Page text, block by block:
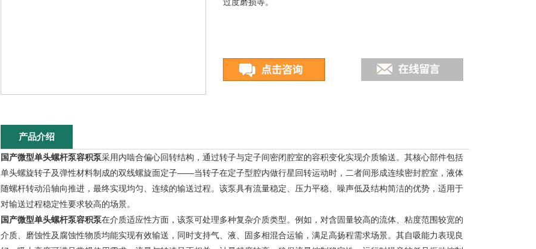
产品介绍
国产微型单头螺杆泵容积泵采用内啮合偏心回转结构，通过转子与定子间密闭腔室的容积变化实现介质输送。其核心部件包括
单头螺旋转子及弹性材料制成的双线螺旋面定子——当转子在定子型腔内做行星回转运动时，二者间形成连续密封腔室，液体
随螺杆转动沿轴向推进，最终实现均匀、连续的输送过程。该泵具有流量稳定、压力平稳、噪声低及结构简洁的优势，适用于
对输送过程稳定性要求较高的场景。
国产微型单头螺杆泵容积泵在介质适应性方面，该泵可处理多种复杂介质类型。例如，对含固量较高的流体、粘度范围较宽的
介质、磨蚀性及腐蚀性物质均能实现有效输送，同时支持气、液、固多相混合运输，满足高扬程需求场景。其自吸能力表现良